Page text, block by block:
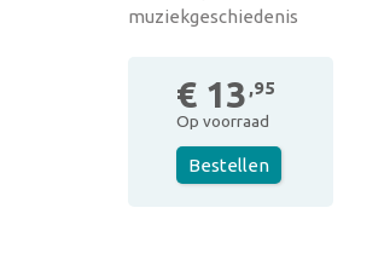
muziekgeschiedenis
€ 13 ,95
Op voorraad
Bestellen